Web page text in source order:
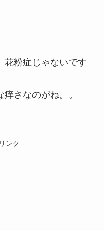
花粉症じゃないです
さなのがね。。
ンク